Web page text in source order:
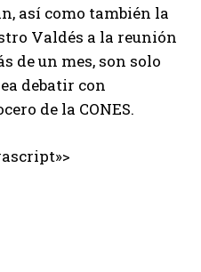
así como también la
Valdés a la reunión
de un mes, son solo
debatir con
de la CONES.